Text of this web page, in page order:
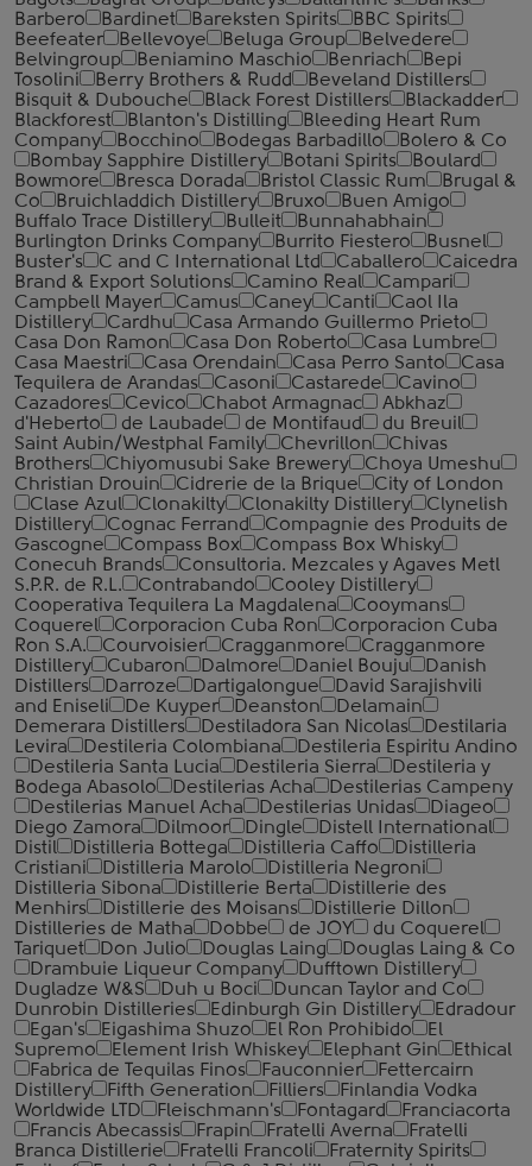
Barbero
Bardinet Bareksten Spirits
BBC Spirits
Beefeater
Bellevoye Beluga Group
Belvedere
Belvingroup
Beniamino Maschio Benriach
Bepi
Tosolini
Berry Brothers & Rudd
Beveland Distillers
Bisquit & Dubouche
Black Forest Distillers
Blackadder
Blackforest
Blanton's Distilling
Bleeding Heart Rum
Company
Bocchino Bodegas Barbadillo
Bolero & Co
Bombay Sapphire Distillery
Botani Spirits
Boulard
Bowmore
Bresca Dorada Bristol Classic Rum
Brugal &
Co
Bruichladdich Distillery Bruxo
Buen Amigo
Buffalo Trace Distillery
Bulleit
Bunnahabhain
Burlington Drinks Company
Burrito Fiestero
Busnel
Buster's
C and C International Ltd Caballero
Caicedra
Brand & Export Solutions
Camino Real
Campari
Campbell Mayer
Camus Caney Canti
Caol Ila
Distillery
Cardhu
Casa Armando Guillermo Prieto
Casa Don Ramon
Casa Don Roberto
Casa Lumbre
Casa Maestri
Casa Orendain Casa Perro Santo
Casa
Tequilera de Arandas
Casoni Castarede
Cavino
Cazadores
Cevico Chabot Armagnac
Abkhaz
d'Heberto
de Laubade de Montifaud
du Breuil
Saint Aubin/Westphal Family
Chevrillon
Chivas
Brothers
Chiyomusubi Sake Brewery
Choya Umeshu
Christian Drouin
Cidrerie de la Brique
City of London
Clase Azul
Clonakilty Clonakilty Distillery
Clynelish
Distillery
Cognac Ferrand
Compagnie des Produits de
Gascogne
Compass Box
Compass Box Whisky
Conecuh Brands
Consultoria. Mezcales y Agaves Metl
S.P.R. de R.L.
Contrabando
Cooley Distillery
Cooperativa Tequilera La Magdalena
Cooymans
Coquerel
Corporacion Cuba Ron
Corporacion Cuba
Ron S.A.
Courvoisier Cragganmore
Cragganmore
Distillery
Cubaron Dalmore Daniel Bouju
Danish
Distillers
Darroze Dartigalongue
David Sarajishvili
and Eniseli
De Kuyper Deanston
Delamain
Demerara Distillers
Destiladora San Nicolas
Destilaria
Levira
Destileria Colombiana
Destileria Espiritu Andino
Destileria Santa Lucia
Destileria Sierra
Destileria y
Bodega Abasolo
Destilerias Acha
Destilerias Campeny
Destilerias Manuel Acha
Destilerias Unidas
Diageo
Diego Zamora
Dilmoor Dingle
Distell International
Distil
Distilleria Bottega Distilleria Caffo
Distilleria
Cristiani
Distilleria Marolo
Distilleria Negroni
Distilleria Sibona
Distillerie Berta
Distillerie des
Menhirs
Distillerie des Moisans
Distillerie Dillon
Distilleries de Matha
Dobbe de JOY
du Coquerel
Tariquet
Don Julio Douglas Laing
Douglas Laing & Co
Drambuie Liqueur Company
Dufftown Distillery
Dugladze W&S
Duh u Boci
Duncan Taylor and Co
Dunrobin Distilleries
Edinburgh Gin Distillery
Edradour
Egan's
Eigashima Shuzo El Ron Prohibido
El
Supremo
Element Irish Whiskey Elephant Gin
Ethical
Fabrica de Tequilas Finos
Fauconnier
Fettercairn
Distillery
Fifth Generation Filliers
Finlandia Vodka
Worldwide LTD
Fleischmann's Fontagard
Franciacorta
Francis Abecassis
Frapin Fratelli Averna
Fratelli
Branca Distillerie
Fratelli ‎Francoli
Fraternity Spirits